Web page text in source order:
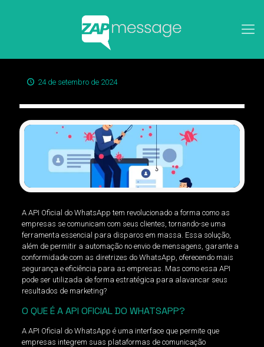
24 de setembro de 2024
A API Oficial do WhatsApp tem revolucionado a forma como as
empresas se comunicam com seus clientes, tornando-se uma
ferramenta essencial para disparos em massa. Essa solução,
além de permitir a automação no envio de mensagens, garante a
conformidade com as diretrizes do WhatsApp, oferecendo mais
segurança e eficiência para as empresas. Mas como essa API
pode ser utilizada de forma estratégica para alavancar seus
resultados de marketing?
O QUE É A API OFICIAL DO WHATSAPP?
A API Oficial do WhatsApp é uma interface que permite que
empresas integrem suas plataformas de comunicação